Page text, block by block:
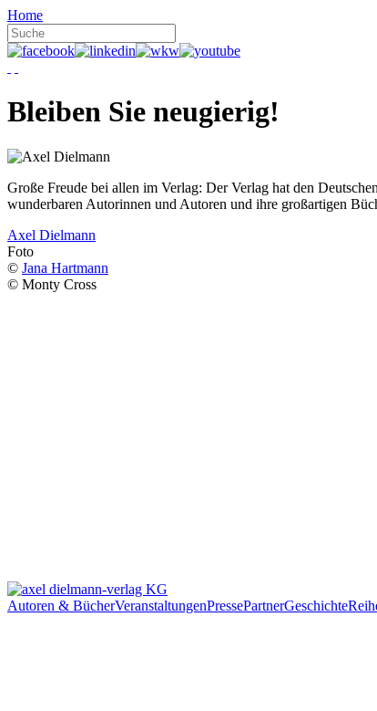
Home
Bleiben Sie neugierig!
Große Freude bei allen im Verlag: Der Verlag hat den
wunderbaren Autorinnen und Autoren und ihre großartigen
Axel Dielmann
Foto
© Jana Hartmann
© Monty Cross
Autoren & BücherVeranstaltungenPressePartnerGeschichte